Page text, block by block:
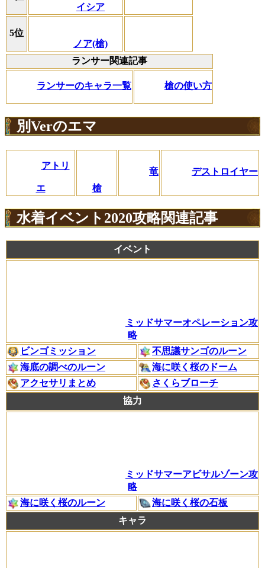
イシア
5位
ノア(槍)
ランサー関連記事
ランサーのキャラ一覧 槍の使い方
別Verのエマ
アトリ
エ 槍
竜 デストロイヤー
水着イベント2020攻略関連記事
イベント
ミッドサマーオペレーション攻
略
ビンゴミッション
不思議サンゴのルーン
海底の調べのルーン
海に咲く桜のドーム
アクセサリまとめ
さくらブローチ
協力
ミッドサマーアビサルゾーン攻
略
海に咲く桜のルーン
海に咲く桜の石板
キャラ